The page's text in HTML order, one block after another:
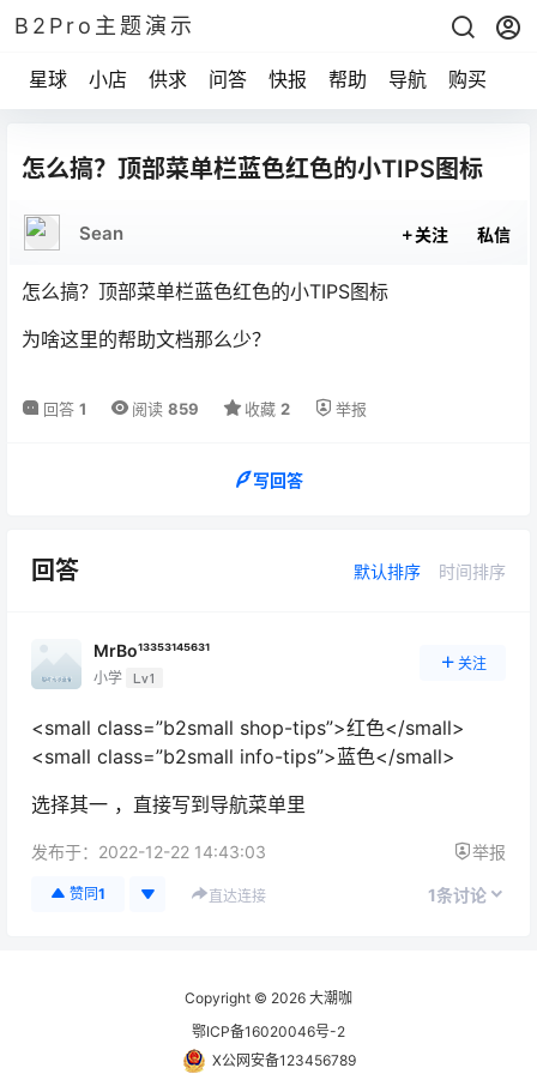
B2Pro主题演示
星球 小店 供求 问答 快报 帮助 导航 购买
怎么搞？顶部菜单栏蓝色红色的小TIPS图标
Sean 关注 私信
怎么搞？顶部菜单栏蓝色红色的小TIPS图标
为啥这里的帮助文档那么少？
回答 1 阅读 859 收藏 2 举报
写回答
回答 默认排序 时间排序
MrBo¹³³⁵³¹⁴⁵⁶³¹
小学 Lv1
关注
<small class=”b2small shop-tips”>红色</small>
<small class=”b2small info-tips”>蓝色</small>
选择其一 ，直接写到导航菜单里
发布于： 2022-12-22 14:43:03 举报
赞同1 直达连接 1条讨论
Copyright © 2026 大潮咖
鄂ICP备16020046号-2
X公网安备123456789